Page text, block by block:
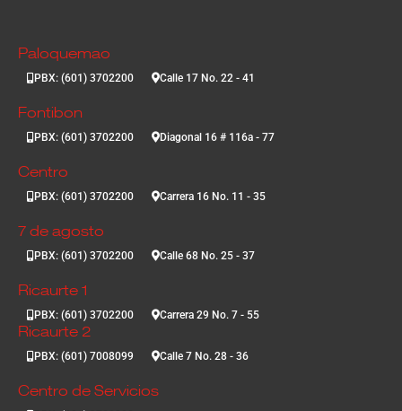
Paloquemao
PBX: (601) 3702200 Calle 17 No. 22 - 41
Fontibon
PBX: (601) 3702200 Diagonal 16 # 116a - 77
Centro
PBX: (601) 3702200 Carrera 16 No. 11 - 35
7 de agosto
PBX: (601) 3702200 Calle 68 No. 25 - 37
Ricaurte 1
PBX: (601) 3702200 Carrera 29 No. 7 - 55
Ricaurte 2
PBX: (601) 7008099 Calle 7 No. 28 - 36
Centro de Servicios